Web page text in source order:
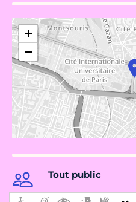
+
−
Tout public